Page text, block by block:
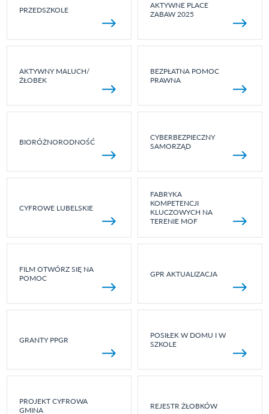
PRZEDSZKOLE
AKTYWNE PLACE
ZABAW 2025
AKTYWNY MALUCH/
ŻŁOBEK
BEZPŁATNA POMOC
PRAWNA
BIORÓŻNORODNOŚĆ
CYBERBEZPIECZNY
SAMORZĄD
CYFROWE LUBELSKIE
FABRYKA
KOMPETENCJI
KLUCZOWYCH NA
TERENIE MOF
FILM OTWÓRZ SIĘ NA
POMOC
GPR AKTUALIZACJA
GRANTY PPGR
POSIŁEK W DOMU I W
SZKOLE
PROJEKT CYFROWA
GMINA
REJESTR ŻŁOBKÓW